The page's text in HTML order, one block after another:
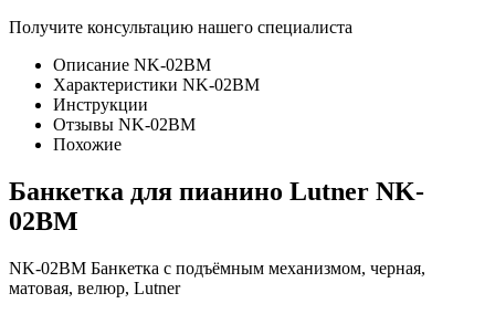
Получите консультацию нашего специалиста
Описание NK-02BM
Характеристики NK-02BM
Инструкции
Отзывы NK-02BM
Похожие
Банкетка для пианино Lutner NK-
02BM
NK-02BM Банкетка с подъёмным механизмом, черная,
матовая, велюр, Lutner